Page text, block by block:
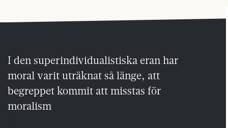
I den superindividualistiska eran har
moral varit uträknat så länge, att
begreppet kommit att misstas för
moralism